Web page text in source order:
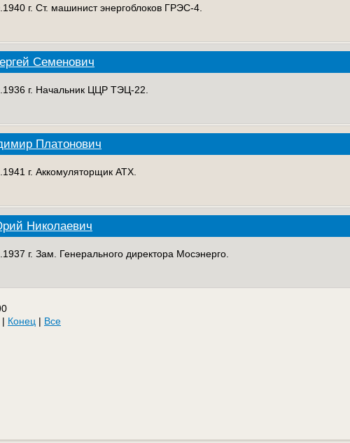
г. Ст. машинист энергоблоков ГРЭС-4.
Семенович
г. Начальник ЦЦР ТЭЦ-22.
Платонович
г. Аккомуляторщик АТХ.
Николаевич
г. Зам. Генерального директора Мосэнерго.
| Конец | Все